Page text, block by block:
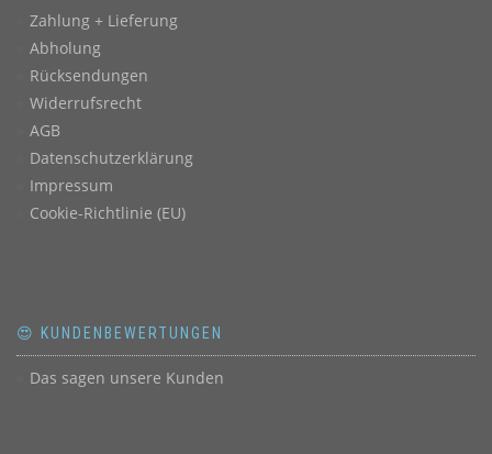
Zahlung + Lieferung
Abholung
Rücksendungen
Widerrufsrecht
AGB
Datenschutzerklärung
Impressum
Cookie-Richtlinie (EU)
😍 KUNDENBEWERTUNGEN
Das sagen unsere Kunden